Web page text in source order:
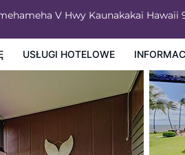
V Hwy Kaunakakai Hawaii
USŁUGI HOTELOWE